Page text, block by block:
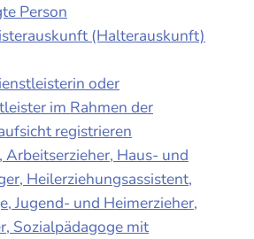
Person
(Halterauskunft)
oder
im Rahmen der
registrieren
Haus- und
Heilerziehungsassistent,
Jugend- und Heimerzieher,
Sozialpädagoge mit